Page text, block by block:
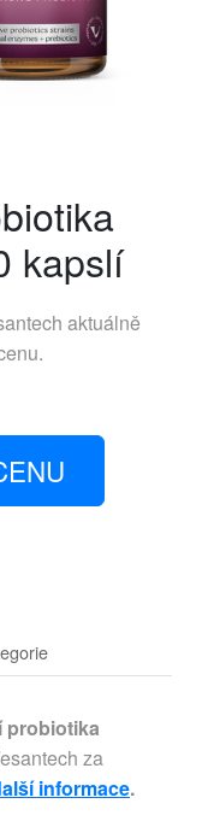
kapslí
aktuálně
probiotika
za
informace.